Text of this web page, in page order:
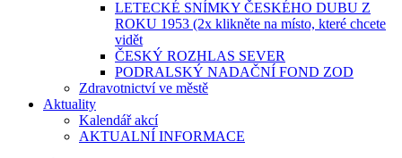
LETECKÉ SNÍMKY ČESKÉHO DUBU Z
ROKU 1953 (2x klikněte na místo, které chcete
vidět
ČESKÝ ROZHLAS SEVER
PODRALSKÝ NADAČNÍ FOND ZOD
Zdravotnictví ve městě
Aktuality
Kalendář akcí
AKTUALNÍ INFORMACE